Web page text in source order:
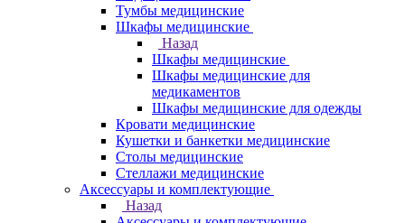
Тумбы медицинские
Шкафы медицинские
Назад
Шкафы медицинские
Шкафы медицинские для
медикаментов
Шкафы медицинские для одежды
Кровати медицинские
Кушетки и банкетки медицинские
Столы медицинские
Стеллажи медицинские
Аксессуары и комплектующие
Назад